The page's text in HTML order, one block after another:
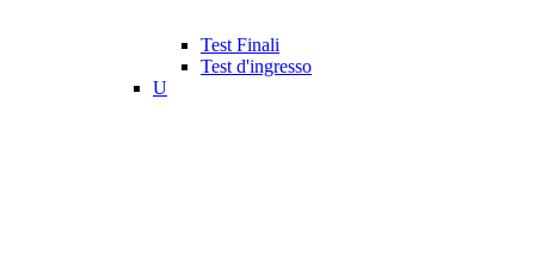
Test Finali
Test d'ingresso
U